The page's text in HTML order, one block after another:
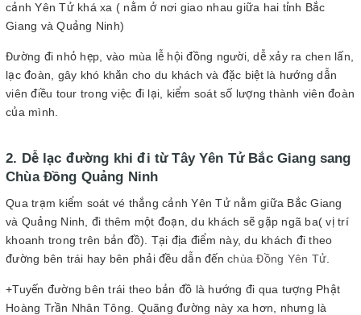
cảnh Yên Tử khá xa ( nằm ở nơi giao nhau giữa hai tỉnh Bắc
Giang và Quảng Ninh)
Đường đi nhỏ hẹp, vào mùa lễ hội đồng người, dễ xảy ra chen lấn,
lạc đoàn, gây khó khăn cho du khách và đặc biệt là hướng dẫn
viên điều tour trong việc đi lại, kiểm soát số lượng thành viên đoàn
của mình.
2. Dễ lạc đường khi đi từ Tây Yên Tử Bắc Giang sang
Chùa Đồng Quảng Ninh
Qua trạm kiểm soát vé thắng cảnh Yên Tử nằm giữa Bắc Giang
và Quảng Ninh, đi thêm một đoạn, du khách sẽ gặp ngã ba( vị trí
khoanh trong trên bản đồ). Tại địa điểm này, du khách đi theo
đường bên trái hay bên phải đều dẫn đến chùa Đồng Yên Tử
+Tuyến đường bên trái theo bản đồ là hướng đi qua tượng Phật
Hoàng Trần Nhân Tông. Quãng đường này xa hơn, nhưng là